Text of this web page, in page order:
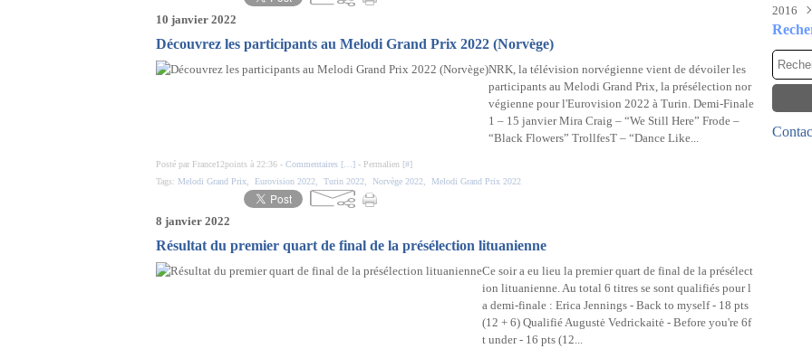
10 janvier 2022
Découvrez les participants au Melodi Grand Prix 2022 (Norvège)
NRK, la télévision norvégienne vient de dévoiler les
participants au Melodi Grand Prix, la présélection nor
végienne pour l'Eurovision 2022 à Turin. Demi-Finale
1 – 15 janvier Mira Craig – “We Still Here” Frode –
“Black Flowers” TrollfesT – “Dance Like...
Posté par France12points à 22:36 - Commentaires [ ] - Permalien [#]
Tags: Melodi Grand Prix Eurovision 2022 Turin 2022 Norvège 2022 Melodi Grand Prix 2022
8 janvier 2022
Résultat du premier quart de final de la présélection lituanienne
Ce soir a eu lieu la premier quart de final de la présélect
ion lituanienne. Au total 6 titres se sont qualifiés pour l
a demi-finale : Erica Jennings - Back to myself - 18 pts
(12 + 6) Qualifié Augustė Vedrickaitė - Before you're 6f
t under - 16 pts (12...
Août
Mai
Mai
Mai
Juin
Mai
2016
Juin